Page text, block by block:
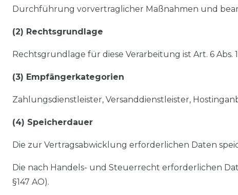
Durchführung vorvertraglicher Maßnahmen und
(2) Rechtsgrundlage
Rechtsgrundlage für diese Verarbeitung ist Art. 6 Abs. 1
(3) Empfängerkategorien
Zahlungsdienstleister, Versanddienstleister,
(4) Speicherdauer
Die zur Vertragsabwicklung erforderlichen Daten
Die nach Handels- und Steuerrecht erforderlichen
§147 AO).